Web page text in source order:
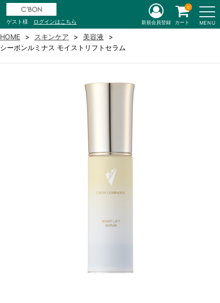
ゲスト様 ログインはこちら MENU
新規会員登録 カート
0
HOME スキンケア
美容液
シーボンルミナス モイストリフトセラム